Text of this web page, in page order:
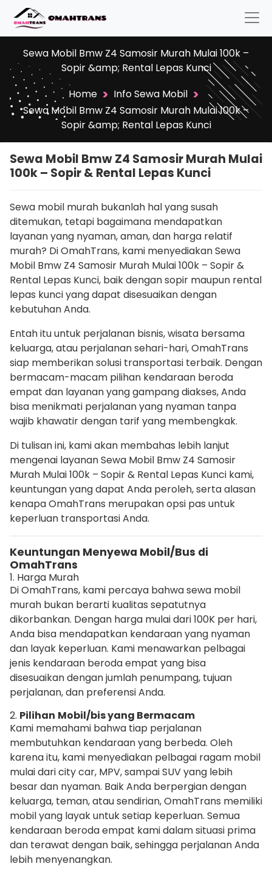
Sewa Mobil Bmw Z4 Samosir Murah Mulai 100k –
Sopir &amp; Rental Lepas Kunci
Home > Info Sewa Mobil >
Sewa Mobil Bmw Z4 Samosir Murah Mulai 100k –
Sopir &amp; Rental Lepas Kunci
Sewa Mobil Bmw Z4 Samosir Murah Mulai
100k – Sopir & Rental Lepas Kunci
Sewa mobil murah bukanlah hal yang susah
ditemukan, tetapi bagaimana mendapatkan
layanan yang nyaman, aman, dan harga relatif
murah? Di OmahTrans, kami menyediakan Sewa
Mobil Bmw Z4 Samosir Murah Mulai 100k – Sopir &
Rental Lepas Kunci, baik dengan sopir maupun rental
lepas kunci yang dapat disesuaikan dengan
kebutuhan Anda.
Entah itu untuk perjalanan bisnis, wisata bersama
keluarga, atau perjalanan sehari-hari, OmahTrans
siap memberikan solusi transportasi terbaik. Dengan
bermacam-macam pilihan kendaraan beroda
empat dan layanan yang gampang diakses, Anda
bisa menikmati perjalanan yang nyaman tanpa
wajib khawatir dengan tarif yang membengkak.
Di tulisan ini, kami akan membahas lebih lanjut
mengenai layanan Sewa Mobil Bmw Z4 Samosir
Murah Mulai 100k – Sopir & Rental Lepas Kunci kami,
keuntungan yang dapat Anda peroleh, serta alasan
kenapa OmahTrans merupakan opsi pas untuk
keperluan transportasi Anda.
Keuntungan Menyewa Mobil/Bus di
OmahTrans
1. Harga Murah
Di OmahTrans, kami percaya bahwa sewa mobil
murah bukan berarti kualitas sepatutnya
dikorbankan. Dengan harga mulai dari 100K per hari,
Anda bisa mendapatkan kendaraan yang nyaman
dan layak keperluan. Kami menawarkan pelbagai
jenis kendaraan beroda empat yang bisa
disesuaikan dengan jumlah penumpang, tujuan
perjalanan, dan preferensi Anda.
2. Pilihan Mobil/bis yang Bermacam
Kami memahami bahwa tiap perjalanan
membutuhkan kendaraan yang berbeda. Oleh
karena itu, kami menyediakan pelbagai ragam mobil
mulai dari city car, MPV, sampai SUV yang lebih
besar dan nyaman. Baik Anda berpergian dengan
keluarga, teman, atau sendirian, OmahTrans memiliki
mobil yang layak untuk setiap keperluan. Semua
kendaraan beroda empat kami dalam situasi prima
dan terawat dengan baik, sehingga perjalanan Anda
lebih menyenangkan.